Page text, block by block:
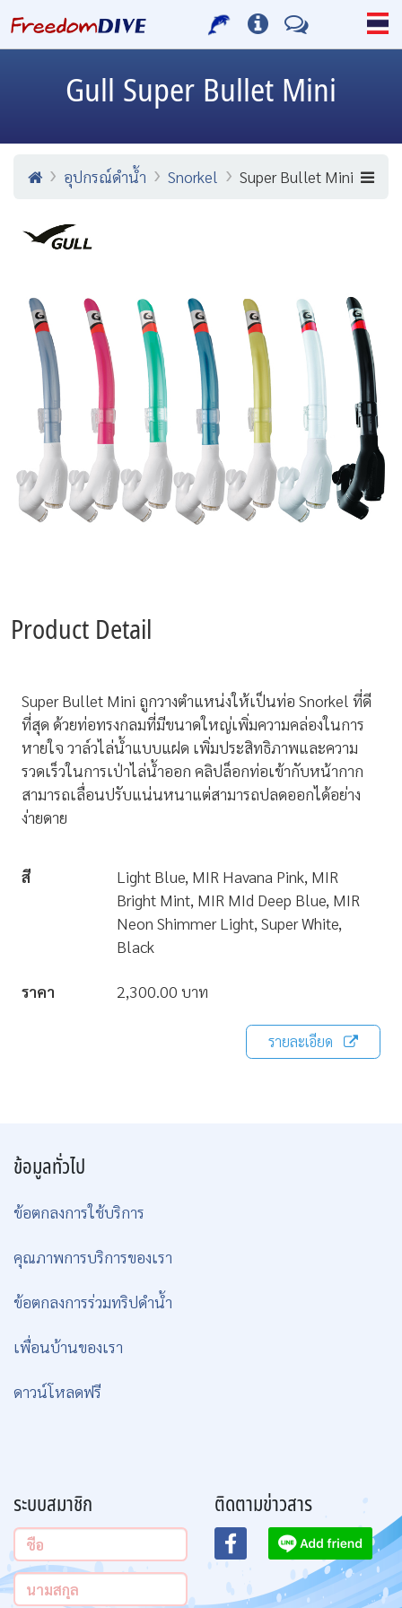
Gull Super Bullet Mini
อุปกรณ์ดำน้ำ Snorkel Super Bullet Mini
Product Detail
Super Bullet Mini ถูกวางตำแหน่งให้เป็นท่อ Snorkel ที่ดี
ที่สุด ด้วยท่อทรงกลมที่มีขนาดใหญ่เพิ่มความคล่องในการ
หายใจ วาล์วไล่น้ำแบบแฝด เพิ่มประสิทธิภาพและความ
รวดเร็วในการเป่าไล่น้ำออก คลิปล็อกท่อเข้ากับหน้ากาก
สามารถเลื่อนปรับแน่นหนาแต่สามารถปลดออกได้อย่าง
ง่ายดาย
สี
Light Blue, MIR Havana Pink, MIR
Bright Mint, MIR MId Deep Blue, MIR
Neon Shimmer Light, Super White,
Black
ราคา 2,300.00 บาท
รายละเอียด
ข้อมูลทั่วไป
ข้อตกลงการใช้บริการ
คุณภาพการบริการของเรา
ข้อตกลงการร่วมทริปดำน้ำ
เพื่อนบ้านของเรา
ดาวน์โหลดฟรี
ระบบสมาชิก ติดตามข่าวสาร